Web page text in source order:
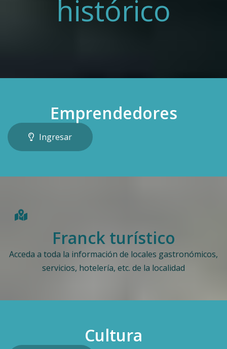
histórico
Emprendedores
Ingresar
Franck turístico
Acceda a toda la información de locales gastronómicos,
servicios, hotelería, etc. de la localidad
Cultura